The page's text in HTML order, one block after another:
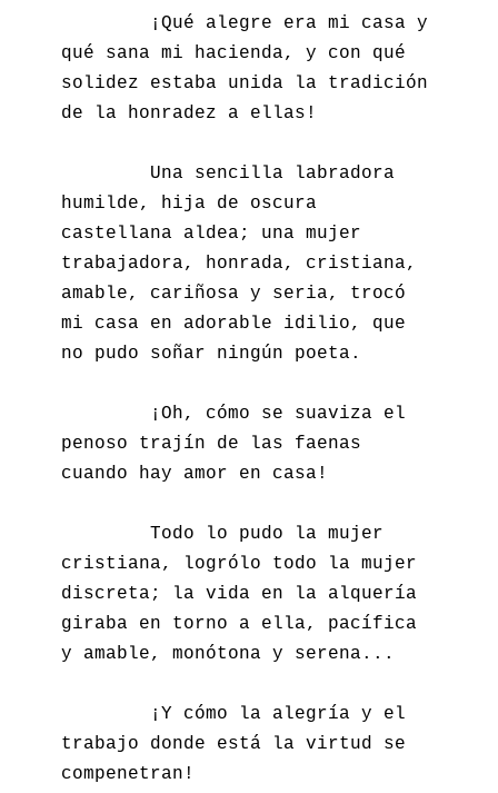
qué sana mi hacienda, y con qué
solidez estaba unida la tradición
de la honradez a ellas!
humilde, hija de oscura
castellana aldea; una mujer
trabajadora, honrada, cristiana,
amable, cariñosa y seria, trocó
mi casa en adorable idilio, que
no pudo soñar ningún poeta.
penoso trajín de las faenas
cuando hay amor en casa!
cristiana, logrólo todo la mujer
discreta; la vida en la alquería
giraba en torno a ella, pacífica
y amable, monótona y serena...
trabajo donde está la virtud se
compenetran!